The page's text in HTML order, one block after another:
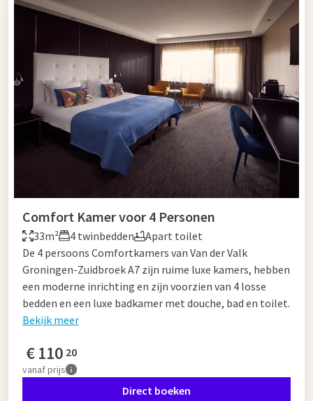
Comfort Kamer voor 4 Personen
33m² 4 twinbedden
Apart toilet
De 4 persoons Comfortkamers van Van der Valk
Groningen-Zuidbroek A7 zijn ruime luxe kamers, hebben
een moderne inrichting en zijn voorzien van 4 losse
bedden en een luxe badkamer met douche, bad en toilet.
Bekijk meer
€110 20
vanafprijs
Direct boeken